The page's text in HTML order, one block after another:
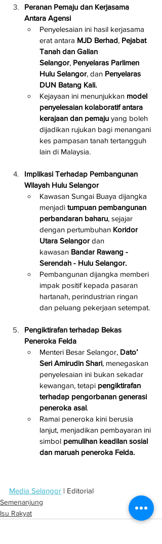
Peranan Pemaju dan Kerjasama
Antara Agensi
Penyelesaian ini hasil kerjasama
erat antara MJD Berhad, Pejabat
Tanah dan Galian
Selangor, Penyelaras Parlimen
Hulu Selangor, dan Penyelaras
DUN Batang Kali.
Kejayaan ini menunjukkan model
penyelesaian kolaboratif antara
kerajaan dan pemaju yang boleh
dijadikan rujukan bagi menangani
kes pampasan tanah tertangguh
lain di Malaysia.
Implikasi Terhadap Pembangunan
Wilayah Hulu Selangor
Kawasan Sungai Buaya dijangka
menjadi tumpuan pembangunan
perbandaran baharu, sejajar
dengan pertumbuhan Koridor
Utara Selangor dan
kawasan Bandar Rawang -
Serendah - Hulu Selangor.
Pembangunan dijangka memberi
impak positif kepada pasaran
hartanah, perindustrian ringan
dan peluang pekerjaan setempat.
Pengiktirafan terhadap Bekas
Peneroka Felda
Menteri Besar Selangor, Dato’
Seri Amirudin Shari, menegaskan
penyelesaian ini bukan sekadar
kewangan, tetapi pengiktirafan
terhadap pengorbanan generasi
peneroka asal.
Ramai peneroka kini berusia
lanjut, menjadikan pembayaran ini
simbol pemulihan keadilan sosial
dan maruah peneroka Felda.
Media Selangor | Editorial
Semenanjung
Isu Rakyat